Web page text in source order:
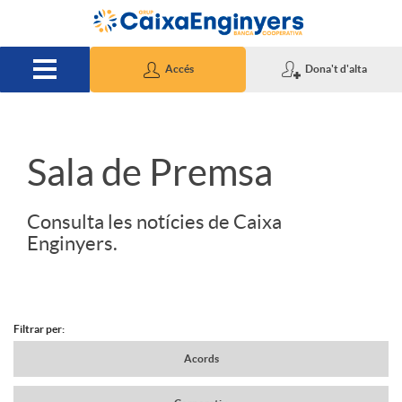
Salta al contingut principal
Accés Dona't d'alta
S
d
Sala de Premsa
Consulta les notícies de Caixa
Enginyers.
N
Filtrar per:
Acords